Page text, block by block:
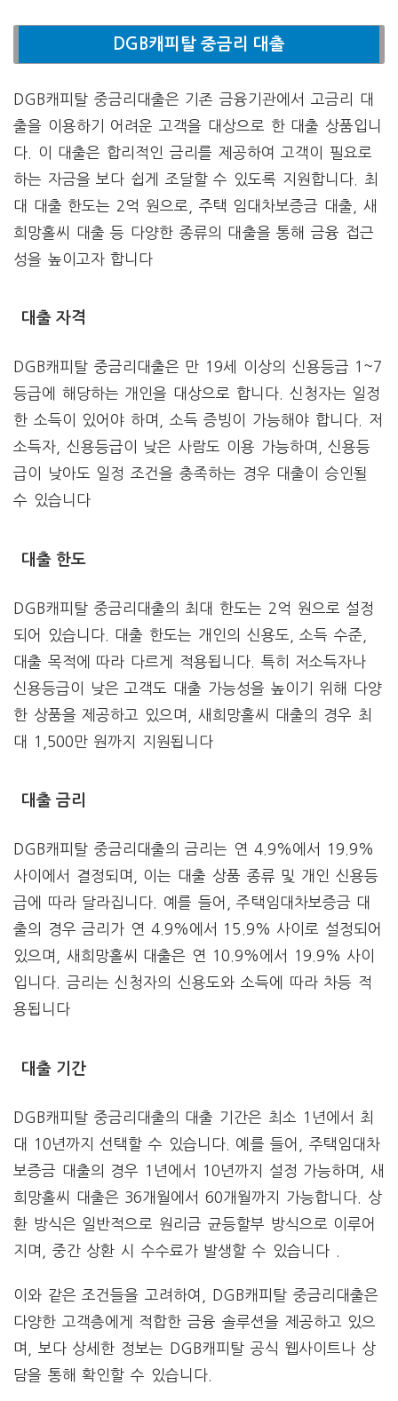
DGB캐피탈 중금리 대출
DGB캐피탈 중금리대출은 기존 금융기관에서 고금리 대
출을 이용하기 어려운 고객을 대상으로 한 대출 상품입니
다. 이 대출은 합리적인 금리를 제공하여 고객이 필요로
하는 자금을 보다 쉽게 조달할 수 있도록 지원합니다. 최
대 대출 한도는 2억 원으로, 주택 임대차보증금 대출, 새
희망홀씨 대출 등 다양한 종류의 대출을 통해 금융 접근
성을 높이고자 합니다​
대출 자격
DGB캐피탈 중금리대출은 만 19세 이상의 신용등급 1~7
등급에 해당하는 개인을 대상으로 합니다. 신청자는 일정
한 소득이 있어야 하며, 소득 증빙이 가능해야 합니다. 저
소득자, 신용등급이 낮은 사람도 이용 가능하며, 신용등
급이 낮아도 일정 조건을 충족하는 경우 대출이 승인될
수 있습니다​
대출 한도
DGB캐피탈 중금리대출의 최대 한도는 2억 원으로 설정
되어 있습니다. 대출 한도는 개인의 신용도, 소득 수준,
대출 목적에 따라 다르게 적용됩니다. 특히 저소득자나
신용등급이 낮은 고객도 대출 가능성을 높이기 위해 다양
한 상품을 제공하고 있으며, 새희망홀씨 대출의 경우 최
대 1,500만 원까지 지원됩니다
대출 금리
DGB캐피탈 중금리대출의 금리는 연 4.9%에서 19.9%
사이에서 결정되며, 이는 대출 상품 종류 및 개인 신용등
급에 따라 달라집니다. 예를 들어, 주택임대차보증금 대
출의 경우 금리가 연 4.9%에서 15.9% 사이로 설정되어
있으며, 새희망홀씨 대출은 연 10.9%에서 19.9% 사이
입니다. 금리는 신청자의 신용도와 소득에 따라 차등 적
용됩니다​
대출 기간
DGB캐피탈 중금리대출의 대출 기간은 최소 1년에서 최
대 10년까지 선택할 수 있습니다. 예를 들어, 주택임대차
보증금 대출의 경우 1년에서 10년까지 설정 가능하며, 새
희망홀씨 대출은 36개월에서 60개월까지 가능합니다. 상
환 방식은 일반적으로 원리금 균등할부 방식으로 이루어
지며, 중간 상환 시 수수료가 발생할 수 있습니다 .
이와 같은 조건들을 고려하여, DGB캐피탈 중금리대출은
다양한 고객층에게 적합한 금융 솔루션을 제공하고 있으
며, 보다 상세한 정보는 DGB캐피탈 공식 웹사이트나 상
담을 통해 확인할 수 있습니다.